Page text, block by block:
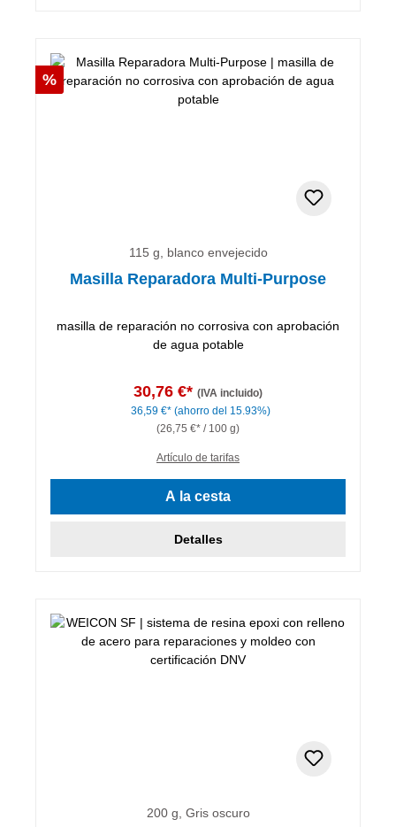
Descuento
%
115 g, blanco envejecido
Masilla Reparadora Multi-Purpose
masilla de reparación no corrosiva con aprobación
de agua potable
30,76 €* (IVA incluido)
36,59 €* (ahorro del 15.93%)
(26,75 €* / 100 g)
Artículo de tarifas
A la cesta
Detalles
200 g, Gris oscuro